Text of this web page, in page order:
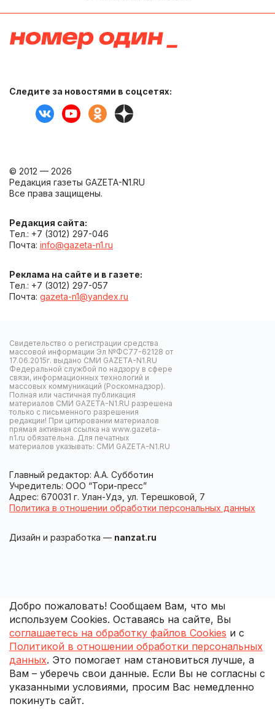
Следите за новостями в соцсетях:
© 2012 — 2026
Редакция газеты GAZETA-N1.RU
Все права защищены.
Редакция сайта:
Тел.: +7 (3012) 297-046
Почта: info@gazeta-n1.ru
Реклама на сайте и в газете:
Тел.: +7 (3012) 297-057
Почта: gazeta-n1@yandex.ru
Свидетельство о регистрации средства
массовой информации Эл №ФС77-62128 от
17.06.2015г. выдано СМИ GAZETA-N1.RU
Федеральной службой по надзору в сфере
связи, информационных технологий и
массовых коммуникаций (Роскомнадзор).
Полная или частичная публикация
материалов СМИ GAZETA-N1.RU разрешена
только с письменного разрешения
редакции! При цитировании материалов
прямая активная ссылка на www.gazeta-
n1.ru обязательна. Для печатных
материалов указывать: СМИ GAZETA-N1.RU
Главный редактор: А.А. Субботин
Учредитель: ООО “Тори-пресс”
Адрес: 670031 г. Улан-Удэ, ул. Терешковой, 7
Политика в отношении обработки персональных данных
Дизайн и разработка — nanzat.ru
Добро пожаловать! Сообщаем Вам, что мы
используем Cookies. Оставаясь на сайте, Вы
соглашаетесь на обработку файлов Cookies и с
Политикой в отношении обработки персональных
данных. Это помогает нам становиться лучше, а
Вам – уберечь свои данные. Если Вы не согласны с
указанными условиями, просим Вас немедленно
покинуть сайт.